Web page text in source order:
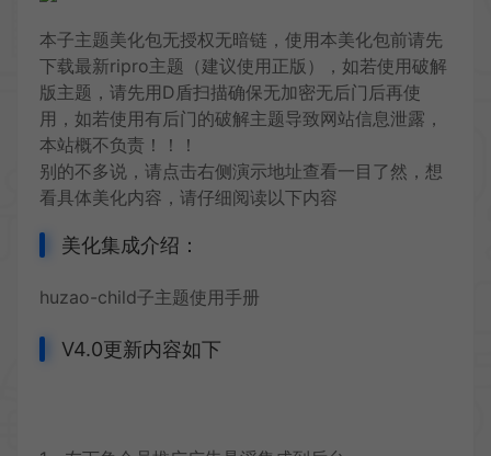
本子主题美化包无授权无暗链，使用本美化包前请先
下载最新ripro主题（建议使用正版），如若使用破解
版主题，请先用D盾扫描确保无加密无后门后再使
用，如若使用有后门的破解主题导致网站信息泄露，
本站概不负责！！！
别的不多说，请点击右侧演示地址查看一目了然，想
看具体美化内容，请仔细阅读以下内容
美化集成介绍：
huzao-child子主题使用手册
V4.0更新内容如下